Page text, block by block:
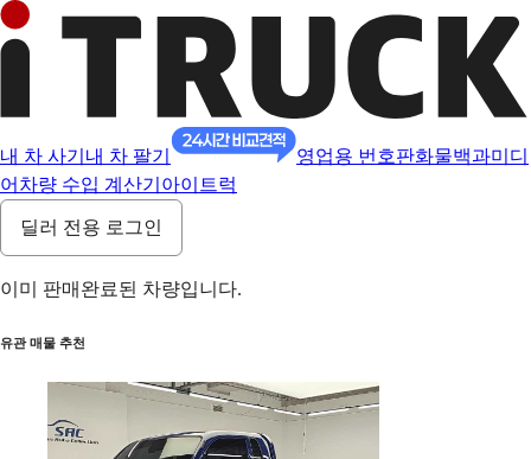
내 차 사기 내 차 팔기 영업용 번호판화물백과미디
어 차량 수입 계산기 아이트럭
딜러 전용 로그인
이미 판매완료된 차량입니다.
유관 매물 추천